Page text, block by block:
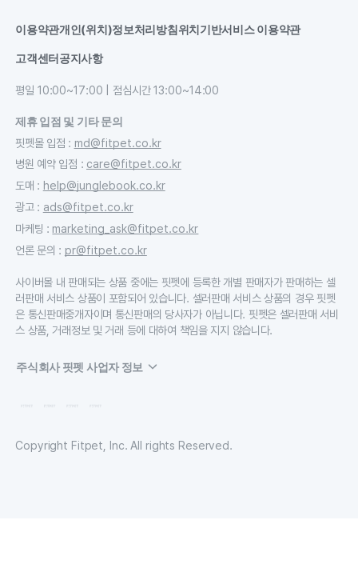
이용약관개인(위치)정보처리방침위치기반서비스 이용약관
고객센터공지사항
평일 10:00~17:00 | 점심시간 13:00~14:00
제휴 입점 및 기타 문의
핏펫몰 입점 : md@fitpet.co.kr
병원 예약 입점 : care@fitpet.co.kr
도매 : help@junglebook.co.kr
광고: ads@fitpet.co.kr
마케팅 : marketing_ask@fitpet.co.kr
언론 문의 : pr@fitpet.co.kr
사이버몰 내 판매되는 상품 중에는 핏펫에 등록한 개별 판매자가 판매하는 셀
러판매 서비스 상품이 포함되어 있습니다. 셀러판매 서비스 상품의 경우 핏펫
은 통신판매중개자이며 통신판매의 당사자가 아닙니다. 핏펫은 셀러판매 서비
스 상품, 거래정보 및 거래 등에 대하여 책임을 지지 않습니다.
주식회사 핏펫 사업자 정보
Copyright Fitpet, Inc. All rights Reserved.